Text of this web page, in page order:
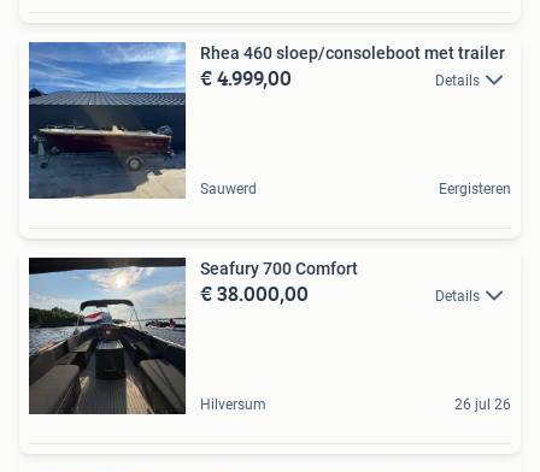
Rhea 460 sloep/consoleboot met trailer
€ 4.999,00 Details
Sauwerd Eergisteren
Seafury 700 Comfort
€ 38.000,00 Details
Hilversum 26 jul 26